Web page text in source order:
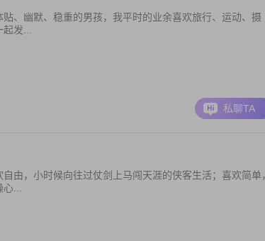
、幽默、稳重的男孩，我平时的业余喜欢旅行、运动、摄
发...
私聊TA
由，小时候向往过仗剑上马闯天涯的侠客生活；喜欢简单
...